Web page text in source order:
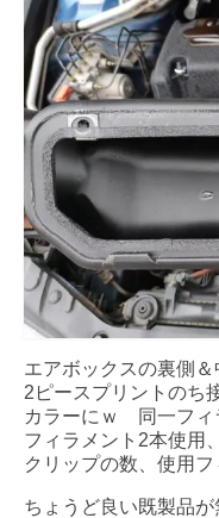
エアボックスの裏側
2ピースプリントのち
カラーにｗ 同一フィ
フィラメント2本使用
クリップの数、使用フ
ちょうど良い既製品が